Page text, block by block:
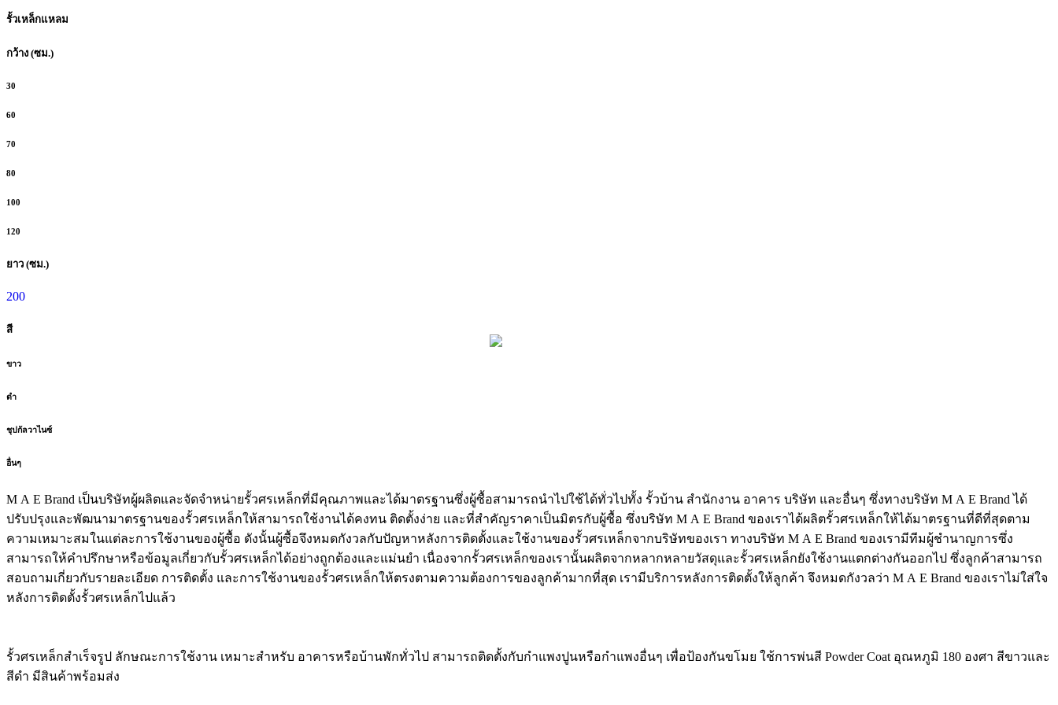
รั้วเหล็กแหลม
กว้าง (ซม.)
30
60
70
80
100
120
ยาว (ซม.)
200
สี
ขาว
ดำ
ชุปกัลวาไนซ์
อื่นๆ
M A E Brand เป็นบริษัทผู้ผลิตและจัดจำหน่ายรั้วศรเหล็กที่มีคุณภาพและได้มาตรฐานซึ่งผู้ซื้อสามารถนำไปใช้ได้ทั่วไปทั้ง รั้วบ้าน สำนักงาน อาคาร บริษัท และอื่นๆ ซึ่งทางบริษัท M A E Brand ได้
ปรับปรุงและพัฒนามาตรฐานของรั้วศรเหล็กให้สามารถใช้งานได้คงทน ติดตั้งง่าย และที่สำคัญราคาเป็นมิตรกับผู้ซื้อ ซึ่งบริษัท M A E Brand ของเราได้ผลิตรั้วศรเหล็กให้ได้มาตรฐานที่ดีที่สุดตาม
ความเหมาะสมในแต่ละการใช้งานของผู้ซื้อ ดังนั้นผู้ซื้อจึงหมดกังวลกับปัญหาหลังการติดตั้งและใช้งานของรั้วศรเหล็กจากบริษัทของเรา ทางบริษัท M A E Brand ของเรามีทีมผู้ชำนาญการซึ่ง
สามารถให้คำปรึกษาหรือข้อมูลเกี่ยวกับรั้วศรเหล็กได้อย่างถูกต้องและแม่นยำ เนื่องจากรั้วศรเหล็กของเรานั้นผลิตจากหลากหลายวัสดุและรั้วศรเหล็กยังใช้งานแตกต่างกันออกไป ซึ่งลูกค้าสามารถ
สอบถามเกี่ยวกับรายละเอียด การติดตั้ง และการใช้งานของรั้วศรเหล็กให้ตรงตามความต้องการของลูกค้ามากที่สุด เรามีบริการหลังการติดตั้งให้ลูกค้า จึงหมดกังวลว่า M A E Brand ของเราไม่ใส่ใจ
หลังการติดตั้งรั้วศรเหล็กไปแล้ว
รั้วศรเหล็กสำเร็จรูป ลักษณะการใช้งาน เหมาะสำหรับ อาคารหรือบ้านพักทั่วไป สามารถติดตั้งกับกำแพงปูนหรือกำแพงอื่นๆ เพื่อป้องกันขโมย ใช้การพ่นสี Powder Coat อุณหภูมิ 180 องศา สีขาวและ
สีดำ มีสินค้าพร้อมส่ง